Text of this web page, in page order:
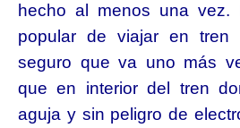
hecho al menos una
popular de viajar en tren
seguro que va uno más
que en interior del tren
aguja y sin peligro de